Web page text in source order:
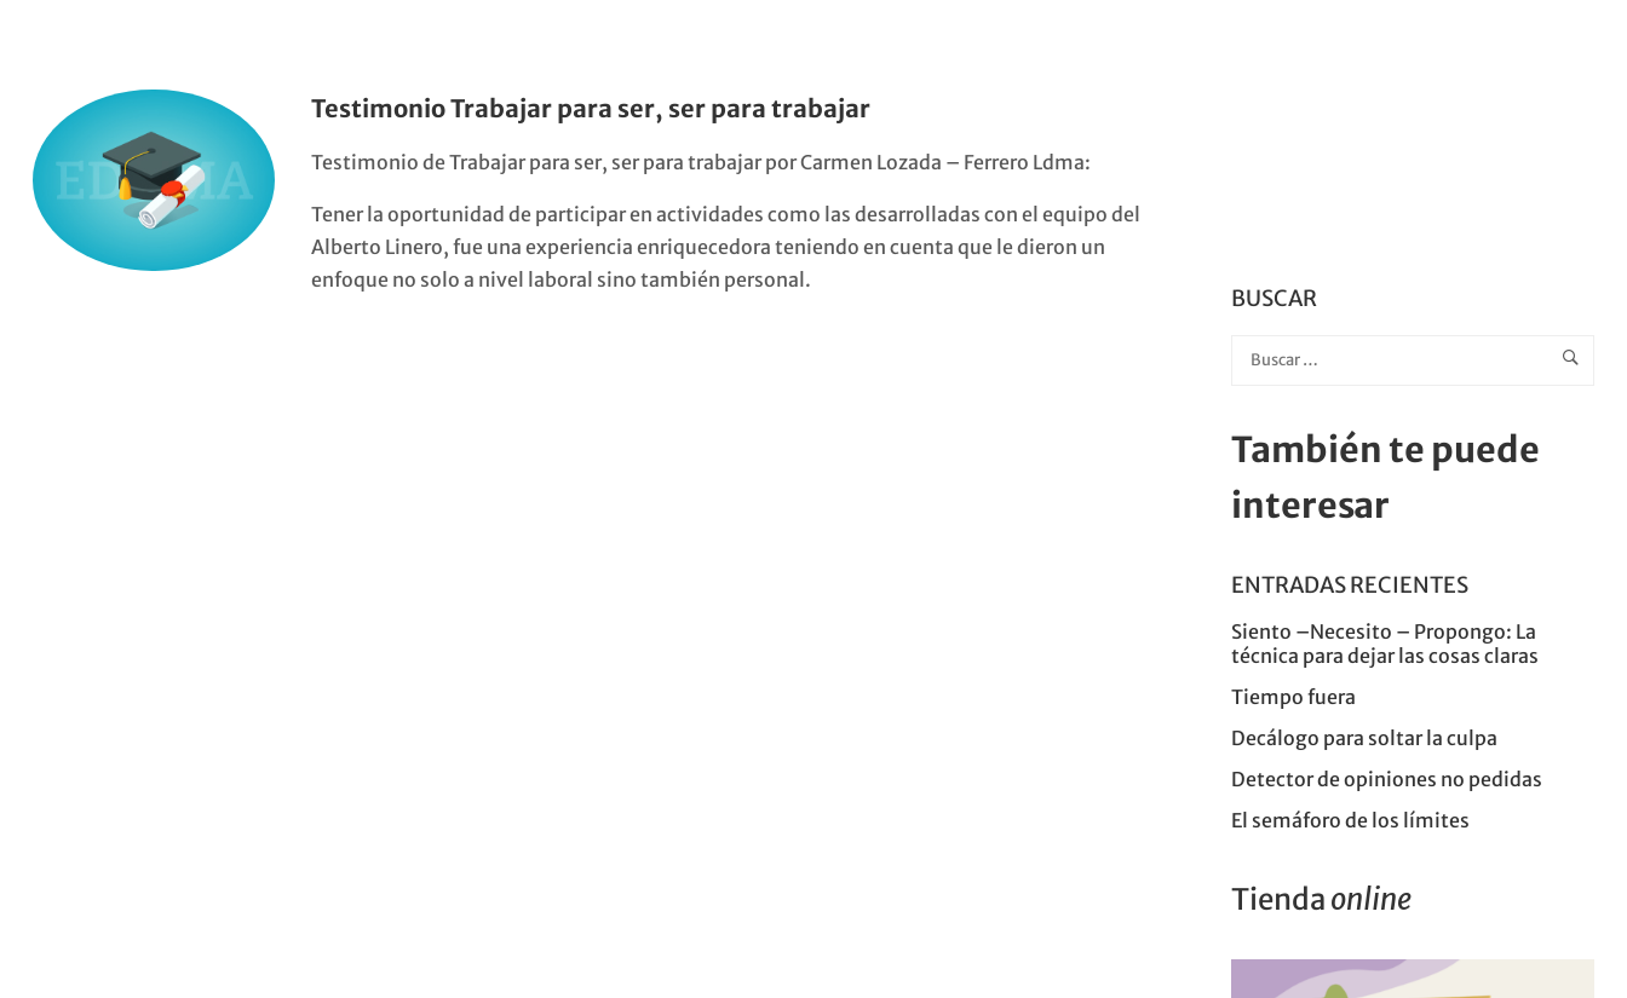
Testimonio Trabajar para ser, ser para trabajar
Testimonio de Trabajar para ser, ser para trabajar por Carmen Lozada – Ferrero Ldma:
Tener la oportunidad de participar en actividades como las desarrolladas con el equipo del
Alberto Linero, fue una experiencia enriquecedora teniendo en cuenta que le dieron un
enfoque no solo a nivel laboral sino también personal.
BUSCAR
También te puede
interesar
ENTRADAS RECIENTES
Siento –Necesito – Propongo: La
técnica para dejar las cosas claras
Tiempo fuera
Decálogo para soltar la culpa
Detector de opiniones no pedidas
El semáforo de los límites
Tiendaonline